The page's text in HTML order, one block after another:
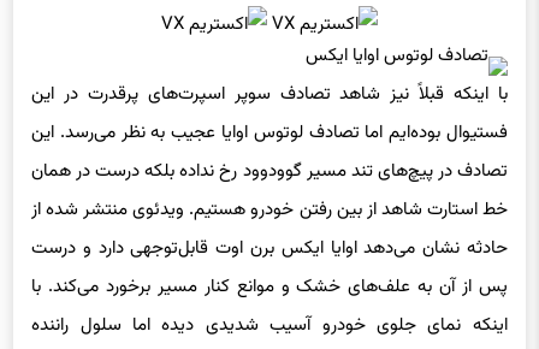
با اینکه قبلاً نیز شاهد تصادف سوپر اسپرت‌های پرقدرت در این
فستیوال بوده‌ایم اما تصادف لوتوس اوایا عجیب به نظر می‌رسد. این
تصادف در پیچ‌های تند مسیر گوودوود رخ نداده بلکه درست در همان
خط استارت شاهد از بین رفتن خودرو هستیم. ویدئوی منتشر شده از
حادثه نشان می‌دهد اوایا ایکس برن اوت قابل‌توجهی دارد و درست
پس از آن به علف‌های خشک و موانع کنار مسیر برخورد می‌کند. با
اینکه نمای جلوی خودرو آسیب شدیدی دیده اما سلول راننده